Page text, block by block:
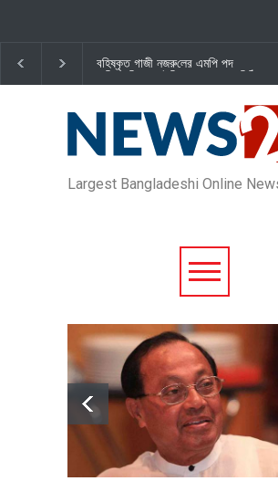
বহিষ্কৃত গাজী নজরু‌লের এম‌পি পদ
বা‌তি‌লে স্পিকার-ইসিকে জামায়া‌তের চি‌ঠি
দল থেকে
Largest Bangladeshi Online